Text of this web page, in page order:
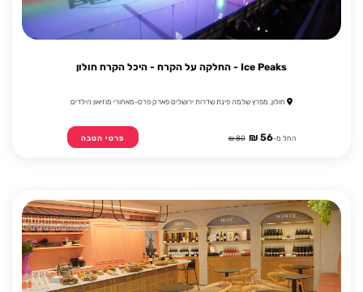
Ice Peaks - החלקה על הקרח - היכל הקרח חולון
חולון, מפרץ שלמה פינת שדרות ירושלים פארק פרס-מאחורי מוזיאון הילדים
החל מ-56 ₪
80 ₪ פרטי הטבה